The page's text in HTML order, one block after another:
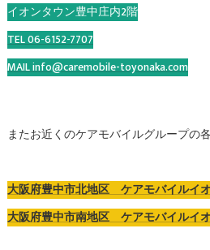
イオンタウン豊中庄内2階
TEL 06-6152-7707
MAIL info@caremobile-toyonaka.com
またお近くのケアモバイルグループの
大阪府豊中市北地区 ケアモバイルイ
大阪府豊中市南地区 ケアモバイルイ